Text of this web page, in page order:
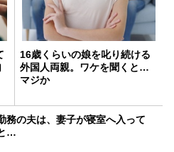
16歳くらいの娘を叱り続ける
外国人両親。ワケを聞くと…
マジか
務の夫は、妻子が寝室へ入って
…